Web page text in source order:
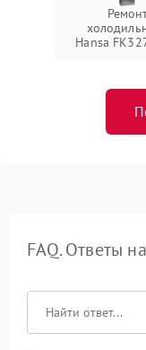
Hansa
FAQ. Ответы